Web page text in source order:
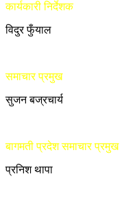
कार्यकारी निर्देशक
विदुर फुँयाल
समाचार प्रमुख
सुजन बज्रचार्य
बागमती प्रदेश समाचार प्रमुख
प्रनिश थापा